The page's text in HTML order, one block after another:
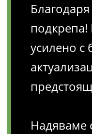
подкрепа!
усилено
Надяваме